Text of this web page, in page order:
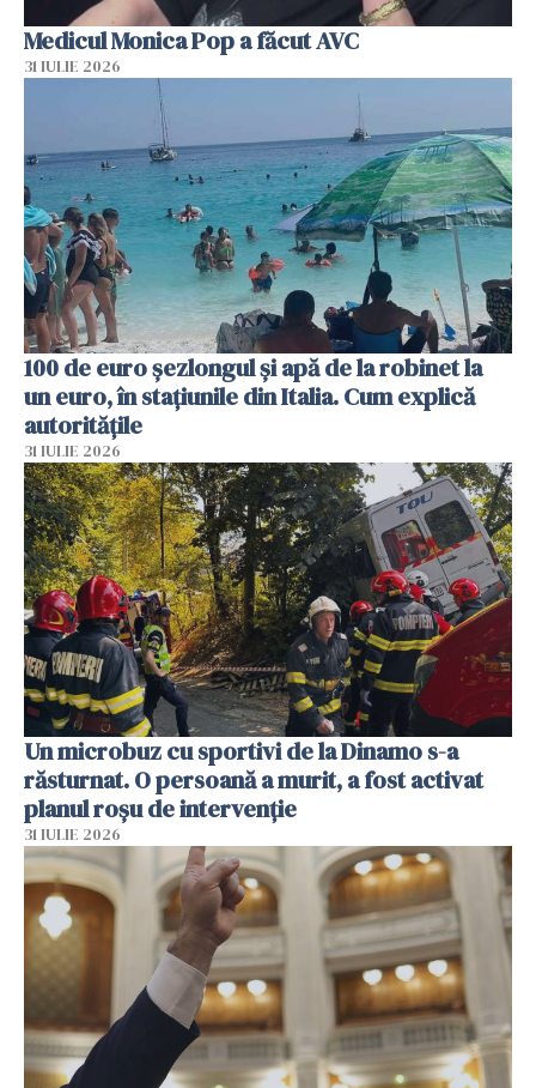
Medicul Monica Pop a făcut AVC
31 IULIE 2026
100 de euro șezlongul și apă de la robinet la
un euro, în stațiunile din Italia. Cum explică
autoritățile
31 IULIE 2026
Un microbuz cu sportivi de la Dinamo s-a
răsturnat. O persoană a murit, a fost activat
planul roșu de intervenție
31 IULIE 2026